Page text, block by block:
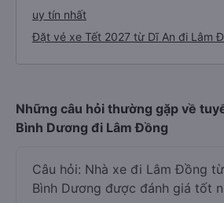
uy tín nhất
Đặt vé xe Tết 2027 từ Dĩ An đi Lâm
Những câu hỏi thường gặp về
Bình Dương đi Lâm Đồng
Câu hỏi: Nhà xe đi Lâm Đồng
Bình Dương được đánh giá tốt